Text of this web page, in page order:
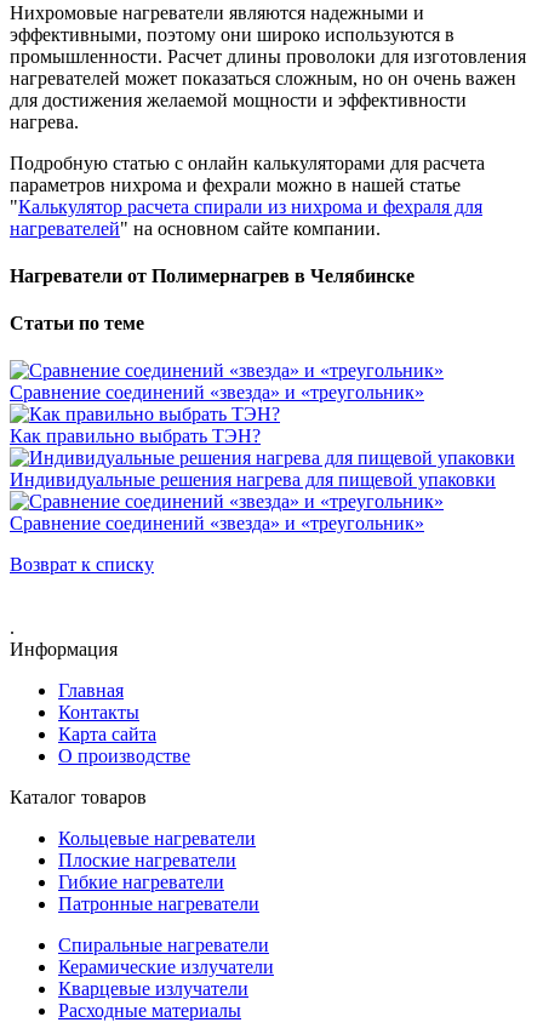
Нихромовые нагреватели являются надежными и
эффективными, поэтому они широко используются в
промышленности. Расчет длины проволоки для изготовления
нагревателей может показаться сложным, но он очень важен
для достижения желаемой мощности и эффективности
нагрева.
Подробную статью с онлайн калькуляторами для расчета
параметров нихрома и фехрали можно в нашей статье
"Калькулятор расчета спирали из нихрома и фехраля для
нагревателей" на основном сайте компании.
Нагреватели от Полимернагрев в Челябинске
Статьи по теме
Сравнение соединений «звезда» и «треугольник»
Как правильно выбрать ТЭН?
Индивидуальные решения нагрева для пищевой упаковки
Сравнение соединений «звезда» и «треугольник»
Возврат к списку
.
Информация
Главная
Контакты
Карта сайта
О производстве
Каталог товаров
Кольцевые нагреватели
Плоские нагреватели
Гибкие нагреватели
Патронные нагреватели
Спиральные нагреватели
Керамические излучатели
Кварцевые излучатели
Расходные материалы